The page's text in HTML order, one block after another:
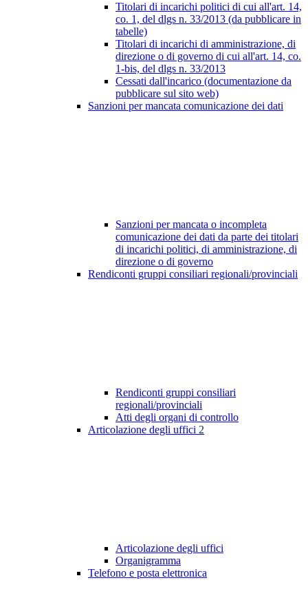
Titolari di incarichi politici di cui all'art. 14,
co. 1, del dlgs n. 33/2013 (da pubblicare in
tabelle)
Titolari di incarichi di amministrazione, di
direzione o di governo di cui all'art. 14, co.
1-bis, del dlgs n. 33/2013
Cessati dall'incarico (documentazione da
pubblicare sul sito web)
Sanzioni per mancata comunicazione dei dati
Sanzioni per mancata o incompleta
comunicazione dei dati da parte dei titolari
di incarichi politici, di amministrazione, di
direzione o di governo
Rendiconti gruppi consiliari regionali/provinciali
Rendiconti gruppi consiliari
regionali/provinciali
Atti degli organi di controllo
Articolazione degli uffici 2
Articolazione degli uffici
Organigramma
Telefono e posta elettronica